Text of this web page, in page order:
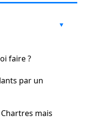
faire ?
par un
mais